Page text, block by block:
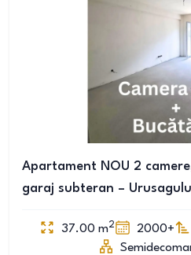
Apartament NOU 2
garaj subteran –
37.00 m2 2000+